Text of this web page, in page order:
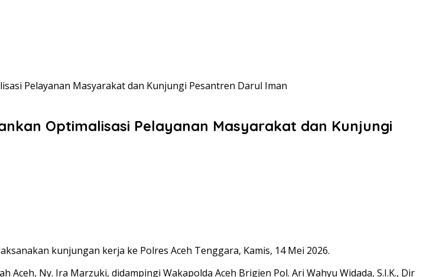
Pelayanan Masyarakat dan Kunjungi Pesantren Darul Iman
Optimalisasi Pelayanan Masyarakat dan Kunjungi
kunjungan kerja ke Polres Aceh Tenggara, Kamis, 14 Mei 2026.
Ny. Ira Marzuki, didampingi Wakapolda Aceh Brigjen Pol. Ari Wahyu Widada, S.I.K., Dir